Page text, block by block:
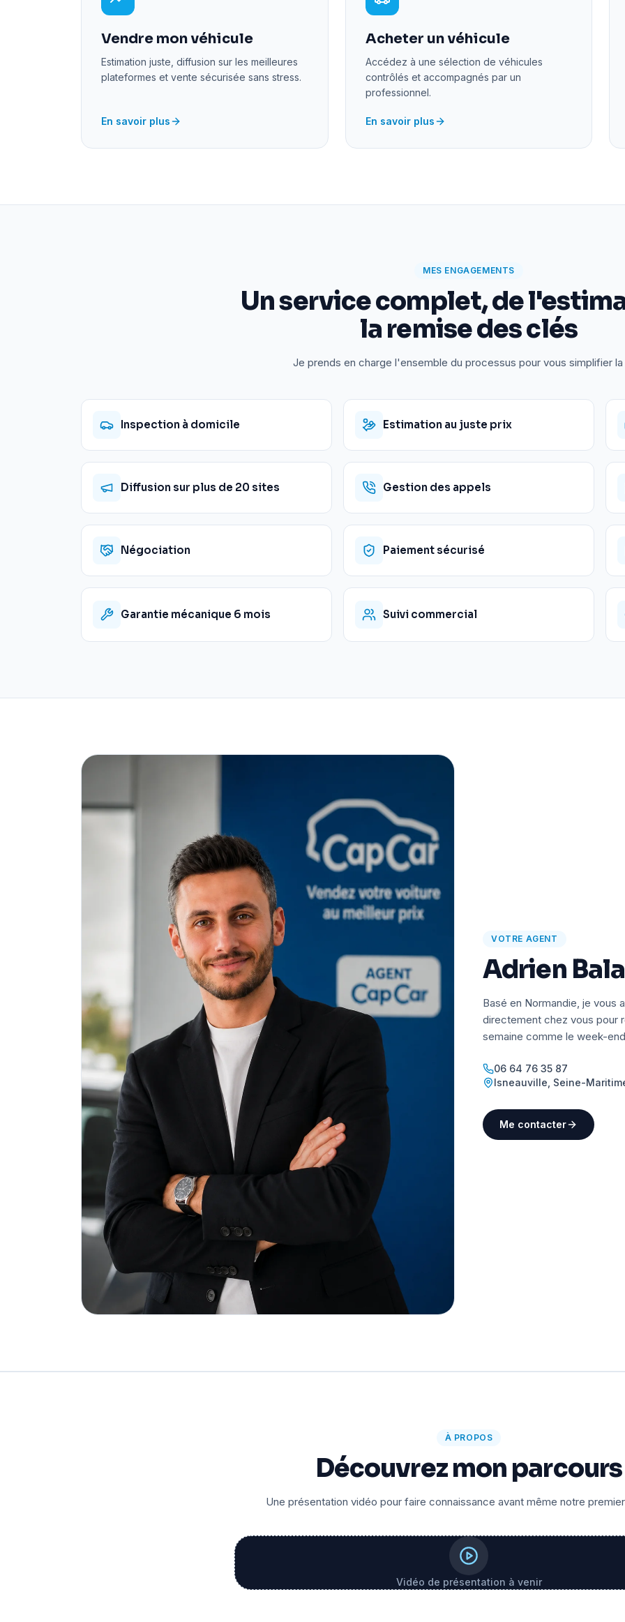
Vendre mon véhicule
Estimation juste, diffusion sur les meilleures
plateformes et vente sécurisée sans stress.
En savoir plus
Acheter un véhicule
Accédez à une sélection de véhicules
contrôlés et accompagnés par un
professionnel.
En savoir plus
MES ENGAGEMENTS
Un service complet, de
la remise des clés
Je prends en charge l'ensemble du processus pour vous simplifier la
Inspection à domicile Estimation au juste prix
Diffusion sur plus de 20 sites Gestion des appels
Négociation Paiement sécurisé
Garantie mécanique 6 mois Suivi commercial
VOTRE AGENT
Adrien
Basé en Normandie, je vous
directement chez vous pour
semaine comme le week-
06 64 76 35 87
Isneauville Seine-
Me contacter
À PROPOS
Découvrez mon parcours
Une présentation vidéo pour faire connaissance avant même notre
Vidéo de présentation à venir